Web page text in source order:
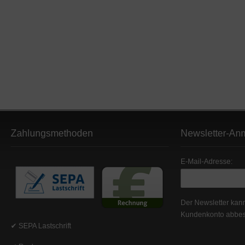
Zahlungsmethoden
✔ SEPA Lastschrift
Newsletter-
E-Mail-Adresse:
Der Newsletter
Kundenkonto